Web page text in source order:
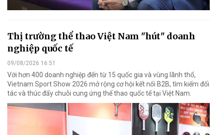
Thị trường thể thao Việt Nam "hút" doanh
nghiệp quốc tế
09/08/2026 16:51
Với hơn 400 doanh nghiệp đến từ 15 quốc gia và vùng lãnh thổ,
Vietnam Sport Show 2026 mở rộng cơ hội kết nối B2B, tìm kiếm đối
tác và thúc đẩy chuỗi cung ứng thể thao quốc tế tại Việt Nam.